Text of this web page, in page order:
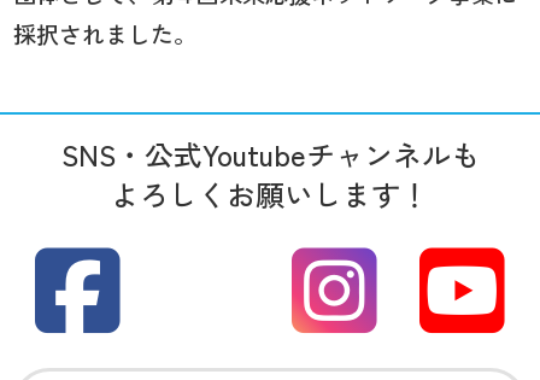
採択されました。
SNS・公式Youtubeチャンネルも
よろしくお願いします！